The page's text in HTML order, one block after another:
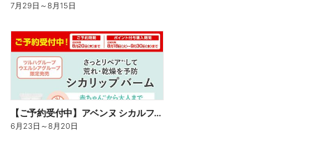
7月29日 ～8月15日
【ご予約受付中】アベンヌ シカルファットプラス リペアリップバーム
6月23日 ～8月20日